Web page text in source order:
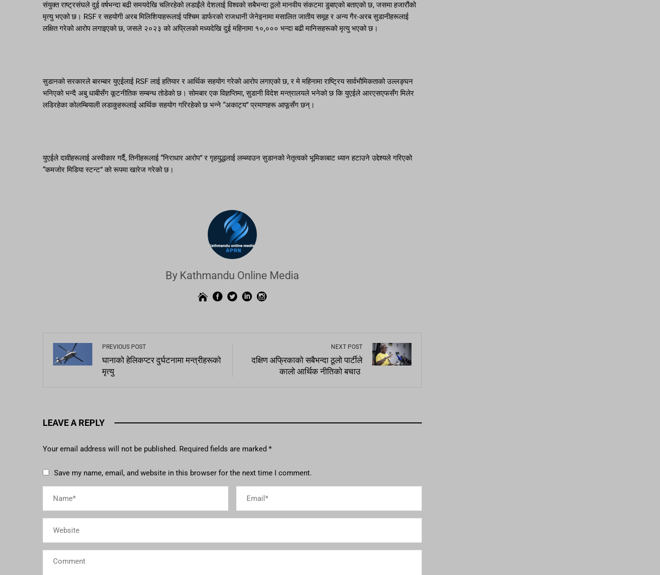
संयुक्त राष्ट्रसंघले दुई वर्षभन्दा बढी समयदेखि चलिरहेको लडाईंले देशलाई विश्वको सबैभन्दा ठूलो मानवीय संकटमा डुबाएको बताएको छ, जसमा हजारौंको
मृत्यु भएको छ। RSF र सहयोगी अरब मिलिशियाहरूलाई पश्चिम डार्फरको राजधानी जेनेइनामा मसालित जातीय समूह र अन्य गैर-अरब सुडानीहरूलाई
लक्षित गरेको आरोप लगाइएको छ, जसले २०२३ को अप्रिलको मध्यदेखि दुई महिनामा १०,००० भन्दा बढी मानिसहरूको मृत्यु भएको छ।
सुडानको सरकारले बारम्बार युएईलाई RSF लाई हतियार र आर्थिक सहयोग गरेको आरोप लगाएको छ, र मे महिनामा राष्ट्रिय सार्वभौमिकताको उल्लङ्घन
भनिएको भन्दै अबु धाबीसँग कूटनीतिक सम्बन्ध तोडेको छ। सोमबार एक विज्ञप्तिमा, सुडानी विदेश मन्त्रालयले भनेको छ कि युएईले आरएसएफसँग मिलेर
लडिरहेका कोलम्बियाली लडाकुहरूलाई आर्थिक सहयोग गरिरहेको छ भन्ने “अकाट्य” प्रमाणहरू आफूसँग छन्।
युएईले दावीहरूलाई अस्वीकार गर्दै, तिनीहरूलाई “निराधार आरोप” र गृहयुद्धलाई लम्ब्याउन सुडानको नेतृत्वको भूमिकाबाट ध्यान हटाउने उद्देश्यले गरिएको
“कमजोर मिडिया स्टन्ट” को रूपमा खारेज गरेको छ।
By Kathmandu Online Media
PREVIOUS POST
घानाको हेलिकप्टर दुर्घटनामा मन्त्रीहरूको
मृत्यु
NEXT POST
दक्षिण अफ्रिकाको सबैभन्दा ठूलो पार्टीले
कालो आर्थिक नीतिको बचाउ
LEAVE A REPLY
Your email address will not be published. Required fields are marked *
Save my name, email, and website in this browser for the next time I comment.